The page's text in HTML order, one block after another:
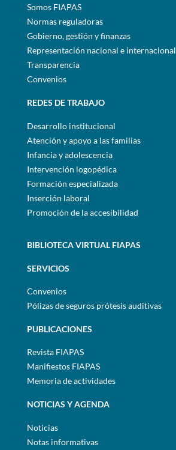
Somos FIAPAS
Normas reguladoras
Gobierno, gestión y finanzas
Representación nacional e internacional
Transparencia
Convenios
REDES DE TRABAJO
Desarrollo institucional
Atención y apoyo a las familias
Infancia y adolescencia
Intervención logopédica
Formación especializada
Inserción laboral
Promoción de la accesibilidad
BIBLIOTECA VIRTUAL FIAPAS
SERVICIOS
Convenios
Pólizas de seguros prótesis auditivas
PUBLICACIONES
Revista FIAPAS
Manifiestos FIAPAS
Memoria de actividades
NOTICIAS Y AGENDA
Noticias
Notas informativas